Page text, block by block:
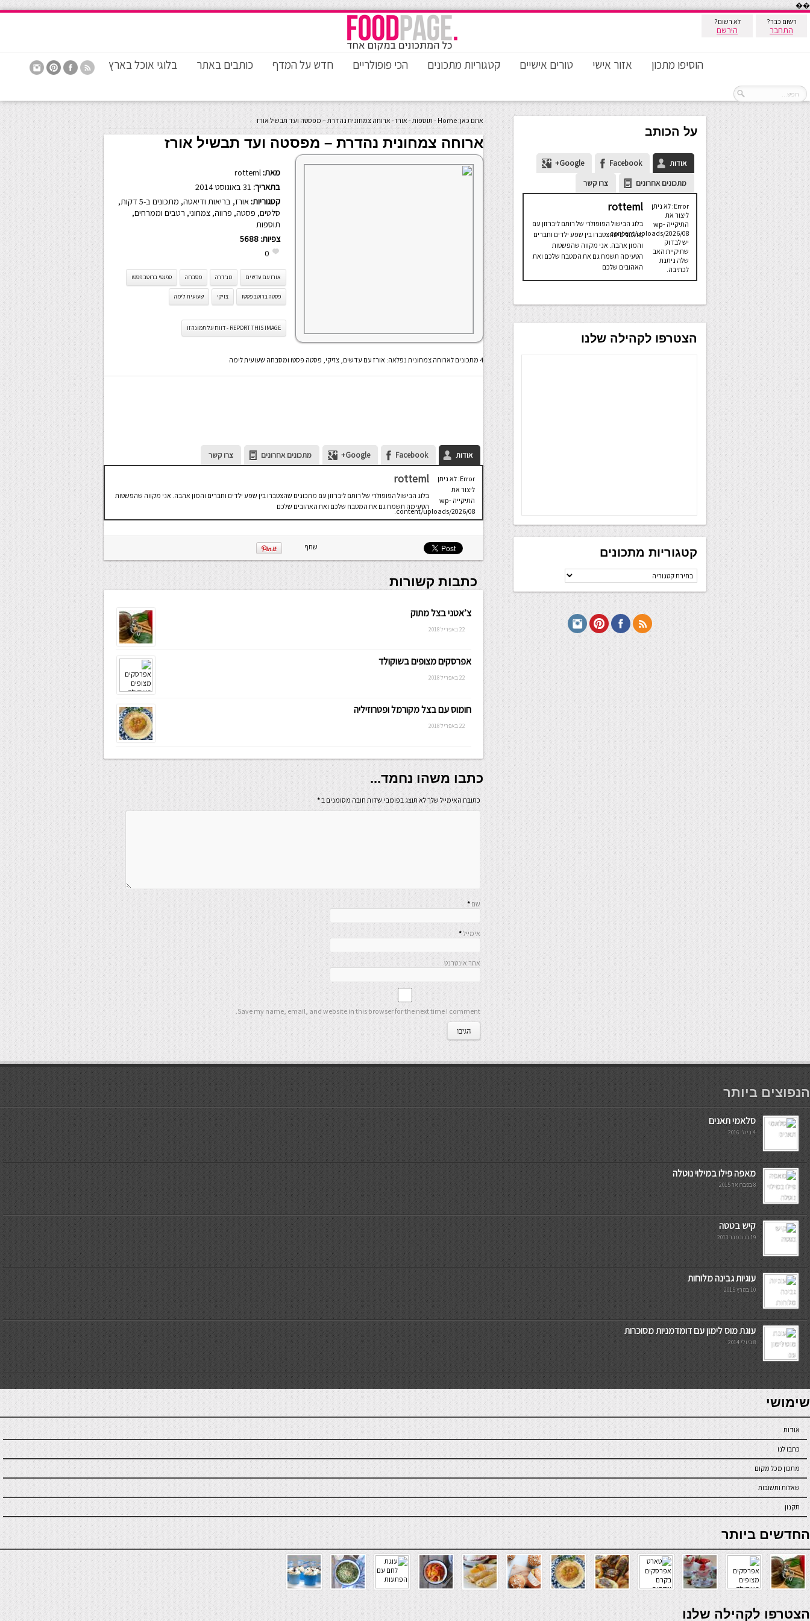
��
רשום כבר?
התחבר
לא רשום?
הירשם
הוסיפו מתכון אזור אישי טורים אישיים קטגוריות מתכונים הכי פופולריים חדש על המדף כותבים באתר בלוגי אוכל בארץ
אתם כאן: Home
- תוספות-אורז-ארוחה צמחונית נהדרת – מפסטה ועד תבשיל אורז
ארוחה צמחונית נהדרת – מפסטה ועד תבשיל אורז
מאת: rotteml
בתאריך:
קטגוריות: אורז, בריאות ודיאטה, מתכונים ב-5 דקות
,
סלטים, פסטה, פרווה, צמחוני, רטבים וממרחים,
תוספות
צפיות: 5688
0
אורז עם עדשים מג'דרה מסבחה ספגטי ברוטב פסטו
פסטה ברוטב פסטו צזיקי שעועית לימה
REPORT THIS IMAGE - דווח על תמונה זו
4 מתכונים לארוחה צמחונית נפלאה: אורז עם עדשים, צזיקי, פסטה פסטו ומסבחה שעועית לימה
אודות Facebook
Google+ מתכונים אחרונים צרו קשר
Error: לא ניתן
ליצור את
התיקייה wp-
content/uploads/2026/08.
יש לבדוק
שלה ניתנת
לכתיבה.
rotteml
בלוג הבישול הפופולרי של רותם ליברזון עם מתכונים שהצטברו בין שפע ילדים וחברים והמון אהבה. אני מקווה שהפשטות
הטעימה תשמח גם את המטבח שלכם ואת האהובים שלכם
שתף
כתבות קשורות
צ’אטני בצל מתוק
22 באפריל 2018
אפרסקים מצופים בשוקולד
22 באפריל 2018
חומוס עם בצל מקורמל ופטרוזיליה
22 באפריל 2018
כתבו משהו נחמד...
כתובת האימייל שלך לא תוצג בפומבי.שדות חובה מסומנים ב*
שם *
אימייל*
אתר אינטרנט
Save my name, email, and website in this browser for the next time I comment.
על הכותב
אודות Facebook
Google+
מתכונים אחרונים
צרו קשר
Error: לא ניתן
ליצור את
התיקייה wp-
content/uploads/2026/08.
יש לבדוק
שתיקיית האב
שלה ניתנת
לכתיבה.
rotteml
בלוג הבישול הפופולרי של רותם ליברזון עם
מתכונים שהצטברו בין שפע ילדים וחברים
והמון אהבה. אני מקווה שהפשטות
הטעימה תשמח גם את המטבח שלכם ואת
האהובים שלכם
הצטרפו לקהילה שלנו
קטגוריות מתכונים
קטגוריות
מתכונים
мостбет кг
הנפוצים ביותר
סלאמי תאנים
4 ביולי 2016
מאפה פילו במילוי נוטלה
8 בפברואר 2015
קיש בטטה
19 בנובמבר 2013
עוגיות גבינה מלוחות
10 במרץ 2015
עוגת מוס לימון עם דומדמניות מסוכרות
8 ביולי 2014
7slots
seriöse online casinos österreich
שימושי
אודות
כתבו לנו
מתכון מכל מקום
שאלות ותשובות
תקנון
online casino
החדשים ביותר
verde casino
הצטרפו לקהילה שלנו